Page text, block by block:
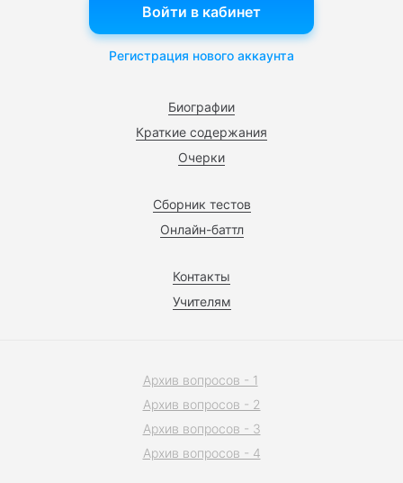
Биографии
Краткие содержания
Очерки
Сборник тестов
Онлайн-баттл
Контакты
Учителям
Войти в кабинет
Регистрация нового аккаунта
Архив вопросов - 1
Архив вопросов - 2
Архив вопросов - 3
Архив вопросов - 4